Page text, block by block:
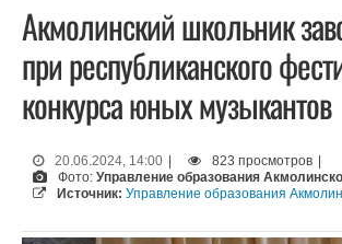
Акмолинский школьник
при республиканского
конкурса юных музыкантов
20.06.2024, 14:00 823 просмотров
Фото: Управление образования
Источник: Управление образования